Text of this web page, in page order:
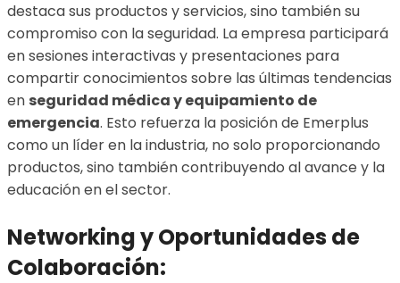
destaca sus productos y servicios, sino también su
compromiso con la seguridad. La empresa participará
en sesiones interactivas y presentaciones para
compartir conocimientos sobre las últimas tendencias
en seguridad médica y equipamiento de
emergencia. Esto refuerza la posición de Emerplus
como un líder en la industria, no solo proporcionando
productos, sino también contribuyendo al avance y la
educación en el sector.
Networking y Oportunidades de
Colaboración: